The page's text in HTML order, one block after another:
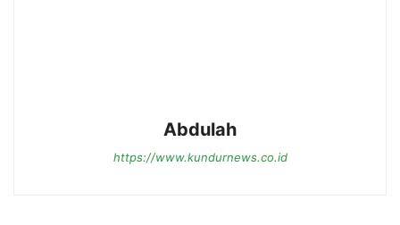
Abdulah
https://www.kundurnews.co.id